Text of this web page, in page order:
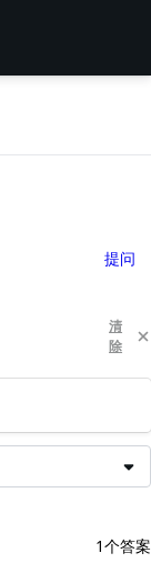
提问
清
除
1个答案